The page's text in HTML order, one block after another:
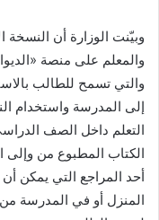
وبيّنت الوزارة أن النسخة
والمعلم على منصة
والتي تسمح للطالب
إلى المدرسة واستخدام
التعلم داخل الصف
الكتاب المطبوع من
أحد المراجع التي يمكن
المنزل أو في المدرسة من